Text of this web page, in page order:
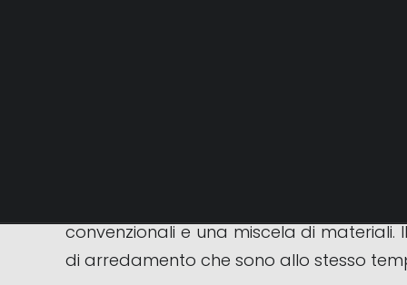
Giorgio Saporiti è un designer italiano
convenzionali e una miscela di
di arredamento che sono allo stesso